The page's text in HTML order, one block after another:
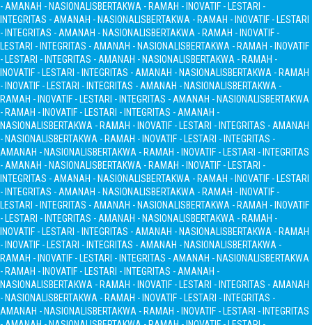
- AMANAH - NASIONALISBERTAKWA - RAMAH - INOVATIF - LESTARI -
INTEGRITAS - AMANAH - NASIONALISBERTAKWA - RAMAH - INOVATIF - LESTARI
- INTEGRITAS - AMANAH - NASIONALISBERTAKWA - RAMAH - INOVATIF -
LESTARI - INTEGRITAS - AMANAH - NASIONALISBERTAKWA - RAMAH - INOVATIF
- LESTARI - INTEGRITAS - AMANAH - NASIONALISBERTAKWA - RAMAH -
INOVATIF - LESTARI - INTEGRITAS - AMANAH - NASIONALISBERTAKWA - RAMAH
- INOVATIF - LESTARI - INTEGRITAS - AMANAH - NASIONALISBERTAKWA -
RAMAH - INOVATIF - LESTARI - INTEGRITAS - AMANAH - NASIONALISBERTAKWA
- RAMAH - INOVATIF - LESTARI - INTEGRITAS - AMANAH -
NASIONALISBERTAKWA - RAMAH - INOVATIF - LESTARI - INTEGRITAS - AMANAH
- NASIONALISBERTAKWA - RAMAH - INOVATIF - LESTARI - INTEGRITAS -
AMANAH - NASIONALISBERTAKWA - RAMAH - INOVATIF - LESTARI - INTEGRITAS
- AMANAH - NASIONALISBERTAKWA - RAMAH - INOVATIF - LESTARI -
INTEGRITAS - AMANAH - NASIONALISBERTAKWA - RAMAH - INOVATIF - LESTARI
- INTEGRITAS - AMANAH - NASIONALISBERTAKWA - RAMAH - INOVATIF -
LESTARI - INTEGRITAS - AMANAH - NASIONALISBERTAKWA - RAMAH - INOVATIF
- LESTARI - INTEGRITAS - AMANAH - NASIONALISBERTAKWA - RAMAH -
INOVATIF - LESTARI - INTEGRITAS - AMANAH - NASIONALISBERTAKWA - RAMAH
- INOVATIF - LESTARI - INTEGRITAS - AMANAH - NASIONALISBERTAKWA -
RAMAH - INOVATIF - LESTARI - INTEGRITAS - AMANAH - NASIONALISBERTAKWA
- RAMAH - INOVATIF - LESTARI - INTEGRITAS - AMANAH -
NASIONALISBERTAKWA - RAMAH - INOVATIF - LESTARI - INTEGRITAS - AMANAH
- NASIONALISBERTAKWA - RAMAH - INOVATIF - LESTARI - INTEGRITAS -
AMANAH - NASIONALISBERTAKWA - RAMAH - INOVATIF - LESTARI - INTEGRITAS